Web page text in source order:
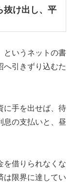
抜け出し、平
というネットの書
へ引きずり込むた
に手を出せば、待
息の支払いと、昼
を借りられなくな
は限界に達してい